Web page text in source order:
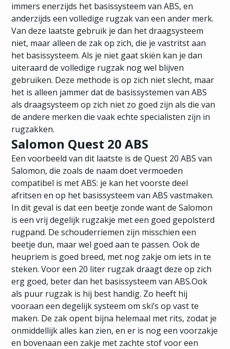
immers enerzijds het basissysteem van ABS, en
anderzijds een volledige rugzak van een ander merk.
Van deze laatste gebruik je dan het draagsysteem
niet, maar alleen de zak op zich, die je vastritst aan
het basissysteem. Als je niet gaat skiën kan je dan
uiteraard de volledige rugzak nog wel blijven
gebruiken. Deze methode is op zich niet slecht, maar
het is alleen jammer dat de basissystemen van ABS
als draagsysteem op zich niet zo goed zijn als die van
de andere merken die vaak echte specialisten zijn in
rugzakken.
Salomon Quest 20 ABS
Een voorbeeld van dit laatste is de Quest 20 ABS van
Salomon, die zoals de naam doet vermoeden
compatibel is met ABS: je kan het voorste deel
afritsen en op het basissysteem van ABS vastmaken.
In dit geval is dat een beetje zonde want de Salomon
is een vrij degelijk rugzakje met een goed gepolsterd
rugpand. De schouderriemen zijn misschien een
beetje dun, maar wel goed aan te passen. Ook de
heupriem is goed breed, met nog zakje om iets in te
steken. Voor een 20 liter rugzak draagt deze op zich
erg goed, beter dan het basissysteem van ABS.Ook
als puur rugzak is hij best handig. Zo heeft hij
vooraan een degelijk systeem om ski’s op vast te
maken. De zak opent bijna helemaal met rits, zodat je
onmiddellijk alles kan zien, en er is nog een voorzakje
en bovenaan een zakje met zachte stof voor een